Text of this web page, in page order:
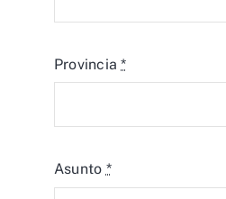
Provincia*
Asunto *